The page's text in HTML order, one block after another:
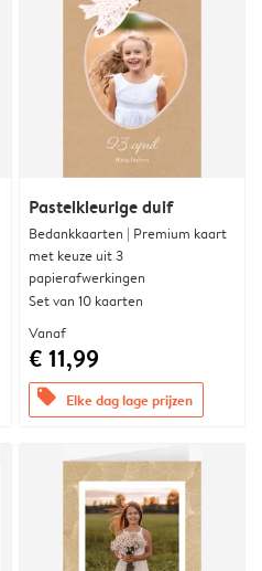
Pastelkleurige duif
Bedankkaarten | Premium kaart
met keuze uit 3
papierafwerkingen
Set van 10 kaarten
Vanaf
€ 11,99
offers Elke dag lage prijzen